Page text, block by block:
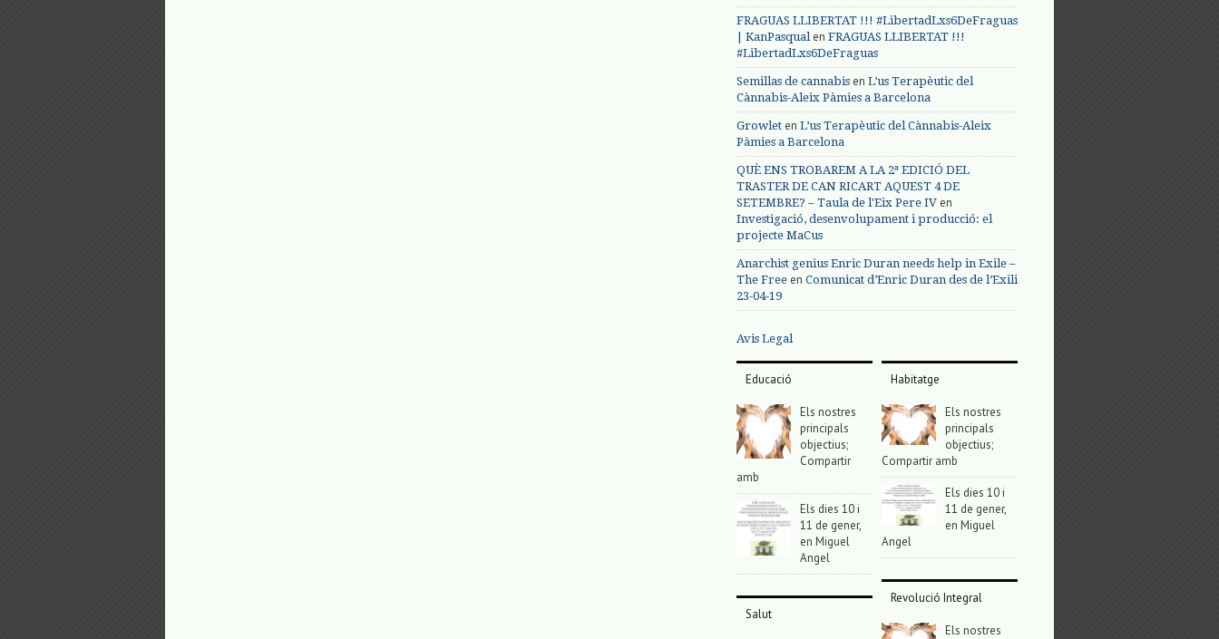
FRAGUAS LLIBERTAT !!! #LibertadLxs6DeFraguas
| KanPasqualen FRAGUAS LLIBERTAT !!!
#LibertadLxs6DeFraguas
Semillas de cannabis en L’us Terapèutic del
Cànnabis-Aleix Pàmies a Barcelona
Growlet en L’us Terapèutic del Cànnabis-Aleix
Pàmies a Barcelona
QUÈ ENS TROBAREM A LA 2ª EDICIÓ DEL
TRASTER DE CAN RICART AQUEST 4 DE
SETEMBRE? – Taula de l'Eix Pere IV en
Investigació, desenvolupament i producció: el
projecte MaCus
Anarchist genius Enric Duran needs help in Exile –
The Free en Comunicat d’Enric Duran des de l’Exili
23-04-19
Avis Legal
Educació
Els nostres
principals
objectius;
Compartir
amb
Els dies 10 i
11 de gener,
en Miguel
Angel
Salut
Habitatge
Els nostres
principals
objectius;
Compartir amb
Els dies 10 i
11 de gener,
en Miguel
Angel
Revolució Integral
Els nostres